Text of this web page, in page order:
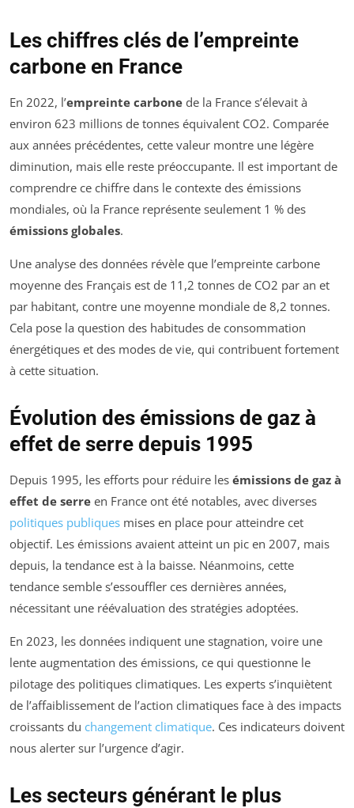
Les chiffres clés de l’empreinte
carbone en France
En 2022, l’empreinte carbone de la France s’élevait à
environ 623 millions de tonnes équivalent CO2. Comparée
aux années précédentes, cette valeur montre une légère
diminution, mais elle reste préoccupante. Il est important de
comprendre ce chiffre dans le contexte des émissions
mondiales, où la France représente seulement 1 % des
émissions globales.
Une analyse des données révèle que l’empreinte carbone
moyenne des Français est de 11,2 tonnes de CO2 par an et
par habitant, contre une moyenne mondiale de 8,2 tonnes.
Cela pose la question des habitudes de consommation
énergétiques et des modes de vie, qui contribuent fortement
à cette situation.
Évolution des émissions de gaz à
effet de serre depuis 1995
Depuis 1995, les efforts pour réduire les émissions de gaz à
effet de serre en France ont été notables, avec diverses
politiques publiques mises en place pour atteindre cet
objectif. Les émissions avaient atteint un pic en 2007, mais
depuis, la tendance est à la baisse. Néanmoins, cette
tendance semble s’essouffler ces dernières années,
nécessitant une réévaluation des stratégies adoptées.
En 2023, les données indiquent une stagnation, voire une
lente augmentation des émissions, ce qui questionne le
pilotage des politiques climatiques. Les experts s’inquiètent
de l’affaiblissement de l’action climatiques face à des impacts
croissants du changement climatique. Ces indicateurs doivent
nous alerter sur l’urgence d’agir.
Les secteurs générant le plus